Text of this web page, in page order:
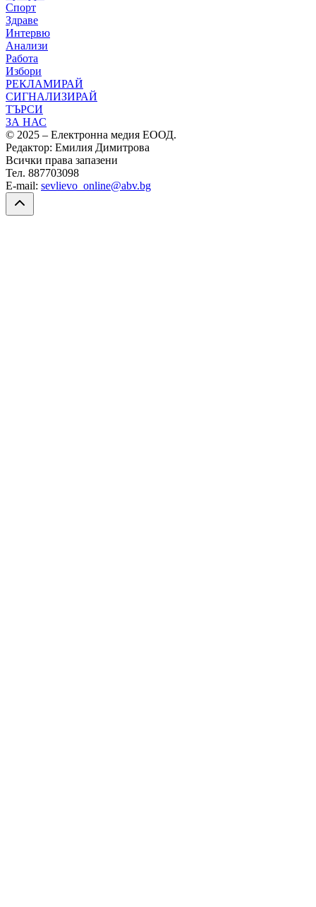
Спорт
Здраве
Интервю
Анализи
Работа
Избори
РЕКЛАМИРАЙ
СИГНАЛИЗИРАЙ
ТЪРСИ
ЗА НАС
© 2025 – Електронна медия ЕООД.
Редактор: Емилия Димитрова
Всички права запазени
Тел. 887703098
E-mail: sevlievo_online@abv.bg